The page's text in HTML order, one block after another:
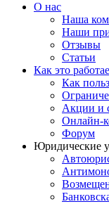
О нас
Наша
Наши
Отзывы
Статьи
Как это
Как
Акции и
Онлайн-
Форум
Юридические